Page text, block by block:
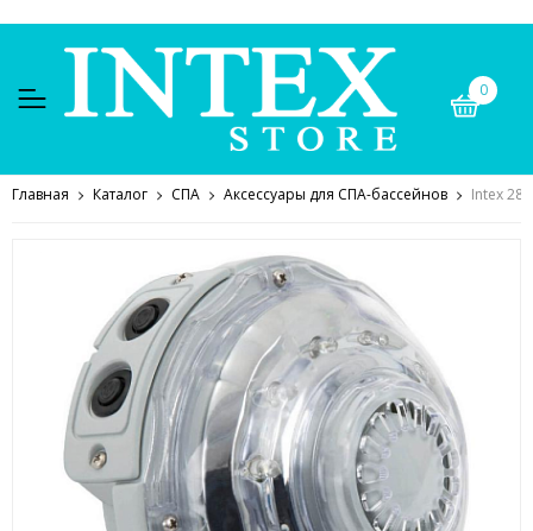
0
Главная Каталог СПА Аксессуары для СПА-бассейнов Intex